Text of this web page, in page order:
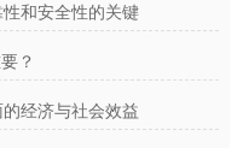
和安全性的关键
？
经济与社会效益